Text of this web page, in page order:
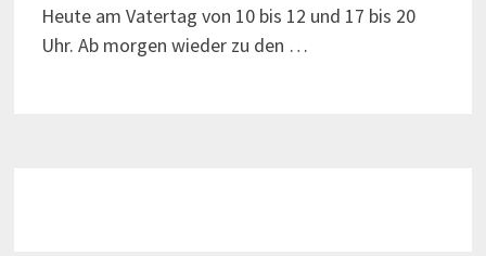
Heute am Vatertag von 10 bis 12 und 17 bis 20
Uhr. Ab morgen wieder zu den …